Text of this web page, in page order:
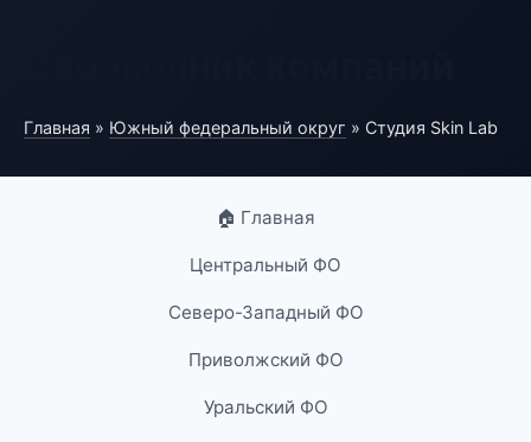
Главная » Южный федеральный округ » Студия Skin Lab
🏠 Главная
Центральный ФО
Северо-Западный ФО
Приволжский ФО
Уральский ФО